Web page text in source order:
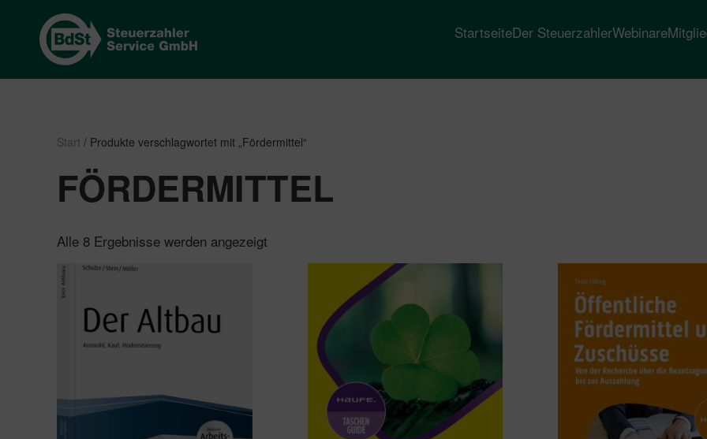
StartseiteDer SteuerzahlerWebinare
Start / Produkte verschlagwortet mit „Fördermittel“
FÖRDERMITTEL
Alle 8 Ergebnisse werden angezeigt
sortiert